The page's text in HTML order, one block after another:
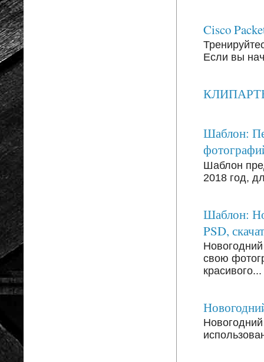
Cisco
Если вы
КЛИПАРТЫ:
Шаблон:
Шаблон
2018 год,
Шаблон:
PSD,
свою
красивого...